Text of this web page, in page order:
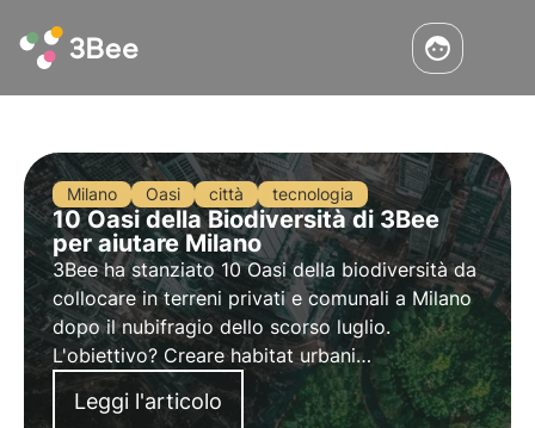
Milano Oasi città tecnologia
10 Oasi della Biodiversità di 3Bee
per aiutare Milano
3Bee ha stanziato 10 Oasi della biodiversità da
collocare in terreni privati e comunali a Milano
dopo il nubifragio dello scorso luglio.
L'obiettivo? Creare habitat urbani
metodicamente costruiti da agronomi e
ingegneri per aiutare la città a rialzarsi e a
Leggi l'articolo